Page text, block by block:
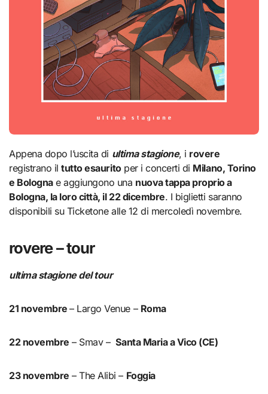
Appena dopo l’uscita di ultima stagione, i rovere
registrano iltutto esauritoper i concerti di Milano, Torino
e Bolognae aggiungono una nuova tappa proprio a
Bologna, la loro città, il 22 dicembre. I biglietti saranno
disponibili su Ticketone alle 12 di mercoledì novembre.
rovere– tour
ultima stagione del tour
21 novembre– Largo Venue – Roma
22 novembre – Smav –Santa Maria a Vico (CE)
23 novembre – The Alibi – Foggia